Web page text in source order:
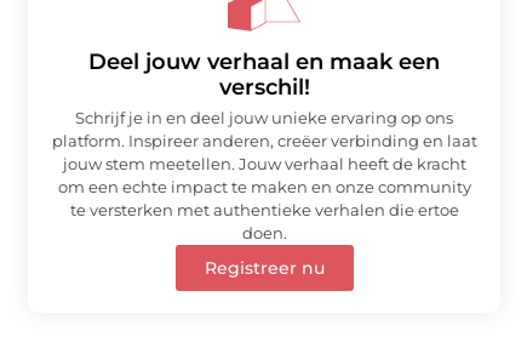
Deel jouw verhaal en maak een
verschil!
Schrijf je in en deel jouw unieke ervaring op ons
platform. Inspireer anderen, creëer verbinding en laat
jouw stem meetellen. Jouw verhaal heeft de kracht
om een echte impact te maken en onze community
te versterken met authentieke verhalen die ertoe
doen.
Registreer nu